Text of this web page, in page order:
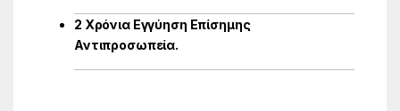
2 Χρόνια Εγγύηση Επίσημης
Αντιπροσωπεία.